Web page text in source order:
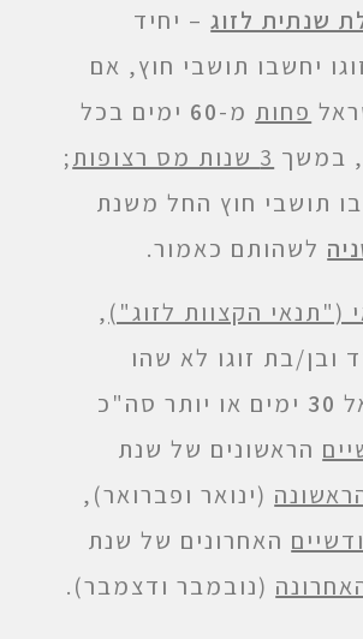
שנתית לזוג– יחיד
יחשבו תושבי חוץ, אם
פחות מ-60 ימים בכל
במשך 3 שנות מס רצופות
;
תושבי חוץ החל משנת
לשהותם כאמור.
("תנאי הקצוות לזוג"),
ובן/בת זוגו לא שהו
30 ימים או יותר סה"כ
הראשונים של שנת
(ינואר ופברואר),
האחרונים של שנת
(נובמבר ודצמבר).